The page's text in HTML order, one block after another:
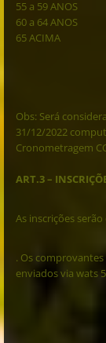
55 a 59 ANOS
60 a 64 ANOS
65 ACIMA
Obs: Será
31/12/2022
Cronometragem
ART.3 –
As inscrições
. Os
enviados via wats